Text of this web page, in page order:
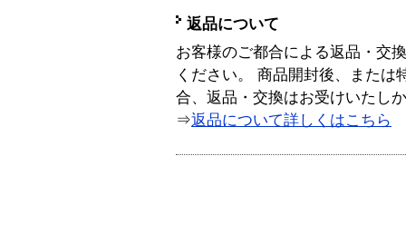
返品について
お客様のご都合による返品・交
ください。 商品開封後、または
合、返品・交換はお受けいたし
⇒返品について詳しくはこちら